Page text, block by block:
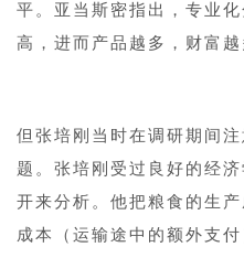
平。亚当斯密指出，专业
高，进而产品越多，财富越
但张培刚当时在调研期间
题。张培刚受过良好的经
开来分析。他把粮食的生
成本（运输途中的额外支